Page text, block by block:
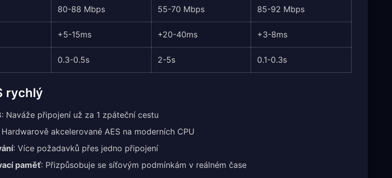
80-88 Mbps 55-70 Mbps 85-92 Mbps
+5-15ms +20-40ms +3-8ms
0.3-0.5s 2-5s 0.1-0.3s
rychlý
: Naváže připojení už za 1 zpáteční cestu
Hardwarově akcelerované AES na moderních CPU
: Více požadavků přes jedno připojení
paměť: Přizpůsobuje se síťovým podmínkám v reálném čase